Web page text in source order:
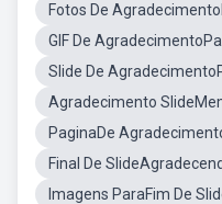
Fotos De
GIF De
Slide De
Agradecimento
PaginaDe
Final De
Imagens ParaFim De